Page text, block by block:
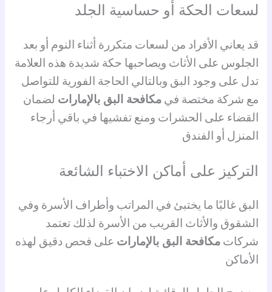
لسعات الحكة أو حساسية الجلد
قد يعاني الأفراد من لسعات متكررة أثناء النوم أو بعد
الجلوس على الأثاث ويصاحبها حكة شديدة هذه العلامة
تدل على وجود البق وبالتالي الحاجة الفورية للتواصل
مع شركة مختصة فيمكافحة البق بالإمارات لضمان
القضاء على الحشرات ومنع تفشيها في باقي أرجاء
المنزل أو الفندق
التركيز على أماكن الاختباء الشائعة
البق غالبًا ما يختبئ في المراتب وأطراف الأسرة وفي
الشقوق والأثاث القريب من الأسرة لذلك تعتمد
شركاتمكافحة البق بالإمارات على فحص دقيق لهذه
الأماكن